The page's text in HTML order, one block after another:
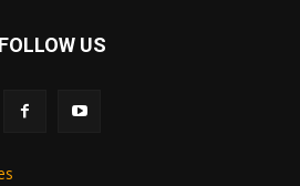
FOLLOW US